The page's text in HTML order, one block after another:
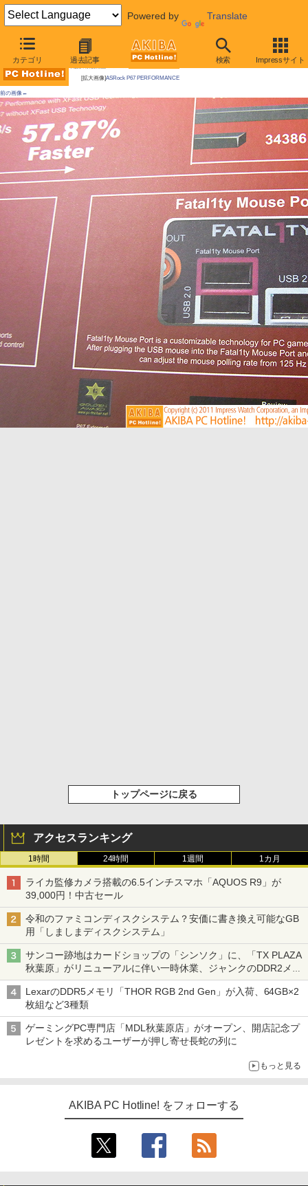
Powered by Translate
カテゴリ 過去記事 検索 Impressサイト
AKIBA PC Hotline!
[拡大画像]ASRock P67 PERFORMANCE
前の画像←
トップページに戻る
アクセスランキング
1時間 24時間 1週間 1カ月
ライカ監修カメラ搭載の6.5インチスマホ「AQUOS R9」が
39,000円！中古セール
令和のファミコンディスクシステム？安価に書き換え可能なGB
用「しましまディスクシステム」
サンコー跡地はカードショップの「シンソク」に、「TX PLAZA
秋葉原」がリニューアルに伴い一時休業、ジャンクのDDR2メモ
リが100円で販売など～ 最近の秋葉原 ～
LexarのDDR5メモリ「THOR RGB 2nd Gen」が入荷、64GB×2
枚組など3種類
ゲーミングPC専門店「MDL秋葉原店」がオープン、開店記念プ
レゼントを求めるユーザーが押し寄せ長蛇の列に
もっと見る
AKIBA PC Hotline! をフォローする